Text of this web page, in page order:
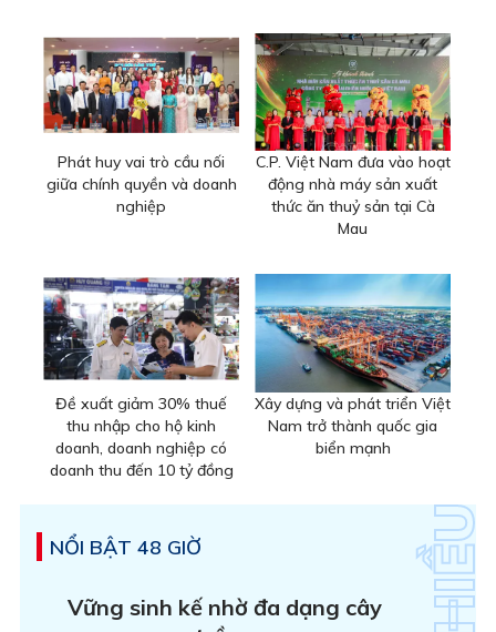
Phát huy vai trò cầu nối
giữa chính quyền và doanh
nghiệp
C.P. Việt Nam đưa vào hoạt
động nhà máy sản xuất
thức ăn thuỷ sản tại Cà
Mau
Đề xuất giảm 30% thuế
thu nhập cho hộ kinh
doanh, doanh nghiệp có
doanh thu đến 10 tỷ đồng
Xây dựng và phát triển Việt
Nam trở thành quốc gia
biển mạnh
NỔI BẬT 48 GIỜ
Vững sinh kế nhờ đa dạng cây